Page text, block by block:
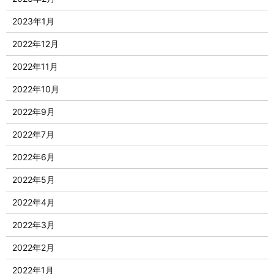
2023年1月
2022年12月
2022年11月
2022年10月
2022年9月
2022年7月
2022年6月
2022年5月
2022年4月
2022年3月
2022年2月
2022年1月